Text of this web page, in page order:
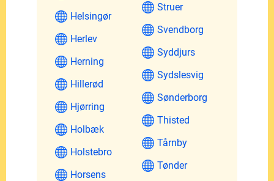
Helsingør
Herlev
Herning
Hillerød
Hjørring
Holbæk
Holstebro
Horsens
Struer
Svendborg
Syddjurs
Sydslesvig
Sønderborg
Thisted
Tårnby
Tønder